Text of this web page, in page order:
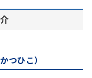
ひこ）